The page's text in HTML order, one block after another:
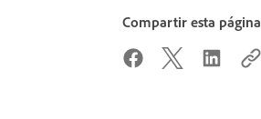
Compartir esta página